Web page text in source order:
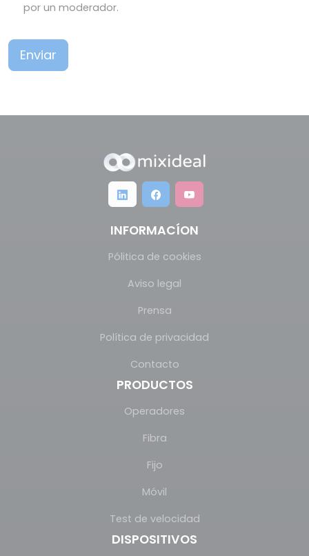
por un moderador.
Enviar
INFORMACÍON
Pólitica de cookies
Aviso legal
Prensa
Política de privacidad
Contacto
PRODUCTOS
Operadores
Fibra
Fijo
Móvil
Test de velocidad
DISPOSITIVOS